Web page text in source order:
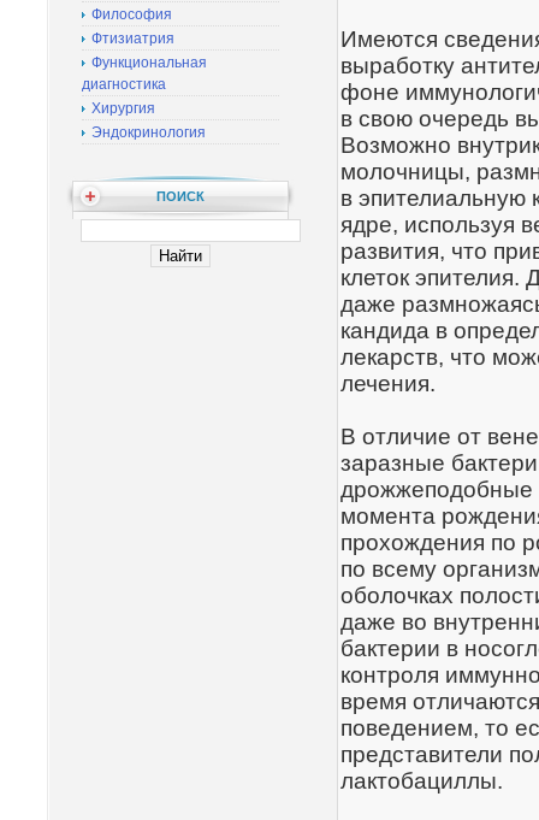
Философия
Фтизиатрия
Функциональная
диагностика
Хирургия
Эндокринология
ПОИСК
Имеются
выработку
фоне
в свою очередь
Возможно
молочницы,
в эпителиальную
ядре, используя
развития, что
клеток эпителия.
даже
кандида в
лекарств, что
лечения.
В отличие от
заразные
дрожжеподобные
момента
прохождения по
по всему
оболочках
даже во
бактерии в
контроля
время
поведением, то
представители
лактобациллы.